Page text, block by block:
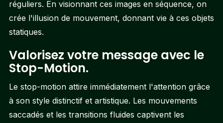
réguliers. En visionnant ces images en séquence, on
crée l'illusion de mouvement, donnant vie à ces objets
statiques.
Valorisez votre message avec le
Stop-Motion.
Le stop-motion attire immédiatement l'attention grâce
à son style distinctif et artistique. Les mouvements
saccadés et les transitions fluides captivent les